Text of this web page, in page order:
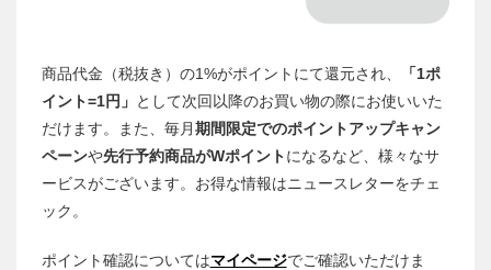
商品代金（税抜き）の1%がポイントにて還元され、
「1ポ
イント=1円」 として次回以降のお買い物の際にお使いいた
だけます。また、毎月期間限定でのポイントアップキャン
ペーンや先行予約商品がWポイントになるなど、様々なサ
ービスがございます。お得な情報はニュースレターをチェ
ック。
ポイント確認についてはマイページでご確認いただけま